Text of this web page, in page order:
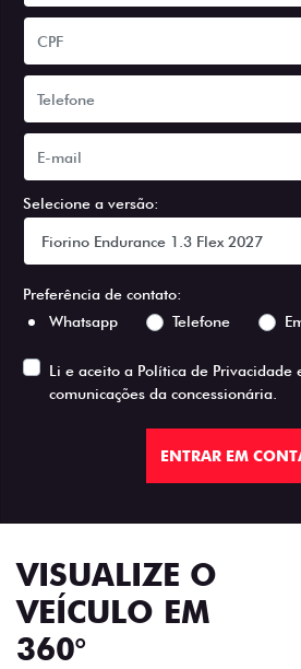
Selecione a versão:
Preferência de contato:
Whatsapp
Telefone
Li e aceito a Política de Privacidade
comunicações da concessionária.
ENTRAR EM
VISUALIZE O
VEÍCULO EM
360°